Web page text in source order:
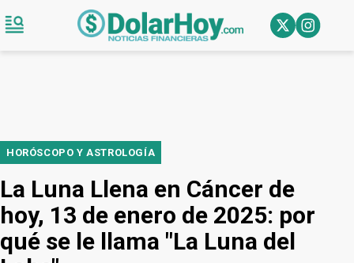
HORÓSCOPO Y ASTROLOGÍA
La Luna Llena en Cáncer de
hoy, 13 de enero de 2025: por
qué se le llama "La Luna del